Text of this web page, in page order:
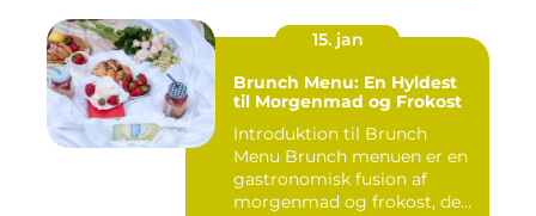
15. jan
Brunch Menu: En Hyldest
til Morgenmad og Frokost
Introduktion til Brunch
Menu Brunch menuen er en
gastronomisk fusion af
morgenmad og frokost, der